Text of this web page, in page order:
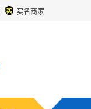
实名商家